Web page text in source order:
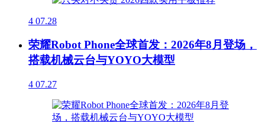
4 07.28
荣耀Robot Phone全球首发：2026年8月登场，
搭载机械云台与YOYO大模型
4 07.27